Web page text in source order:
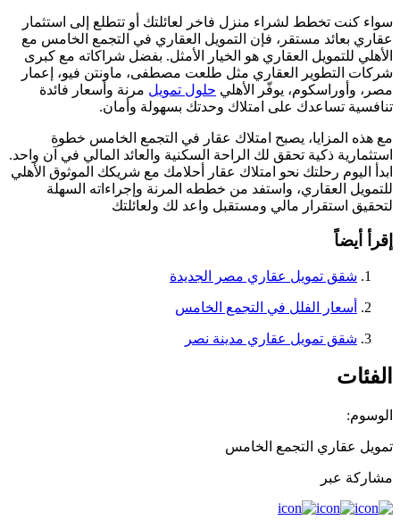
سواء كنت تخطط لشراء منزل فاخر لعائلتك أو تتطلع إلى استثمار
عقاري بعائد مستقر، فإن التمويل العقاري في التجمع الخامس مع
الأهلي للتمويل العقاري هو الخيار الأمثل. بفضل شراكاته مع كبرى
شركات التطوير العقاري مثل طلعت مصطفى، ماونتن فيو، إعمار
مصر، وأوراسكوم، يوفّر الأهلي حلول تمويل مرنة وأسعار فائدة
تنافسية تساعدك على امتلاك وحدتك بسهولة وأمان.
مع هذه المزايا، يصبح امتلاك عقار في التجمع الخامس خطوة
استثمارية ذكية تحقق لك الراحة السكنية والعائد المالي في آن واحد.
ابدأ اليوم رحلتك نحو امتلاك عقار أحلامك مع شريكك الموثوق الأهلي
للتمويل العقاري، واستفد من خططه المرنة وإجراءاته السهلة
لتحقيق استقرار مالي ومستقبل واعد لك ولعائلتك
إقرأ أيضاً
شقق تمويل عقاري مصر الجديدة
أسعار الفلل في التجمع الخامس
شقق تمويل عقاري مدينة نصر
الفئات
الوسوم:
تمويل عقاري التجمع الخامس
مشاركة عبر